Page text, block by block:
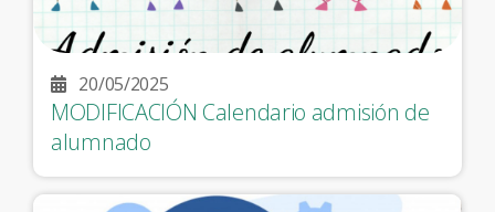
20/05/2025
MODIFICACIÓN Calendario admisión de
alumnado